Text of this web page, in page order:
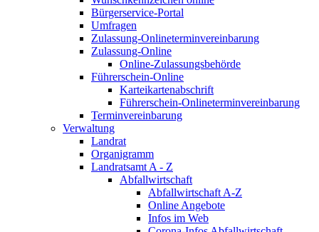
Bürgerservice-Portal
Umfragen
Zulassung-Onlineterminvereinbarung
Zulassung-Online
Online-Zulassungsbehörde
Führerschein-Online
Karteikartenabschrift
Führerschein-Onlineterminvereinbarung
Terminvereinbarung
Verwaltung
Landrat
Organigramm
Landratsamt A - Z
Abfallwirtschaft
Abfallwirtschaft A-Z
Online Angebote
Infos im Web